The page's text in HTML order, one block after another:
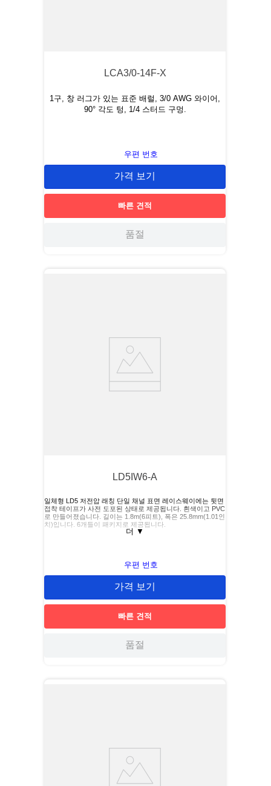
LCA3/0-14F-X
1구, 창 러그가 있는 표준 배럴, 3/0 AWG 와이어,
90° 각도 텅, 1/4 스터드 구멍.
우편 번호
가격 보기
빠른 견적
품절
LD5IW6-A
일체형 LD5 저전압 래칭 단일 채널 표면 레이스웨이에는 뒷면
접착 테이프가 사전 도포된 상태로 제공됩니다. 흰색이고 PVC
로 만들어졌습니다. 길이는 1.8m(6피트), 폭은 25.8mm(1.01인
치)입니다. 6개들이 패키지로 제공됩니다.
더 ▼
우편 번호
가격 보기
빠른 견적
품절